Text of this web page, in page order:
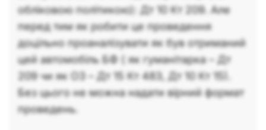
обліковою політикою): Дт 10 Кт 209. Але
перед тим як робити це проведення
доцільно проаналізувати як був отриманий
цей автомобіль БФ ( як гуманітарка – Дт
209 чи як ОЗ – Дт 15 Кт 483, Дт 10 Кт 15).
Без цього не можна надати вірний формат
проведень.